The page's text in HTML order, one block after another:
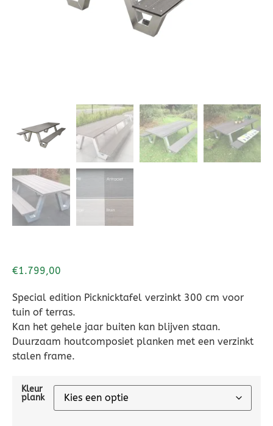
€1.799,00
Special edition Picknicktafel verzinkt 300 cm voor
tuin of terras.
Kan het gehele jaar buiten kan blijven staan.
Duurzaam houtcomposiet planken met een verzinkt
stalen frame.
Kleur
plank